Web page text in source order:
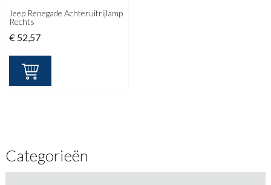
Jeep Renegade Achteruitrijlamp
Rechts
€ 52,57
Categorieën